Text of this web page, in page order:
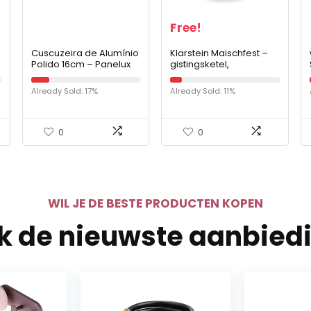
Cuscuzeira de Alumínio
Polido 16cm – Panelux
Already Sold: 17%
0
Free!
Klarstein Maischfest –
gistingsketel,
bierbrouwapparaat,
gistingsketel,
fermentatie van bier, 25
Already Sold: 11%
0
WIL JE DE BESTE PRODUCTEN KOPEN
de nieuwste